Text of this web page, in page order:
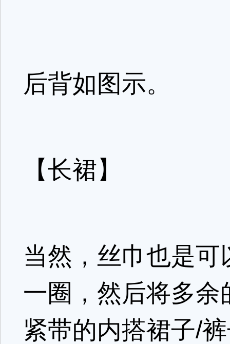
后背如图示。
【长裙】
当然，丝巾也是
一圈，然后将多
紧带的内搭裙子/